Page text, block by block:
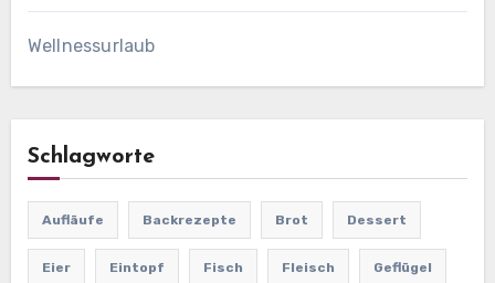
Wellnessurlaub
Schlagworte
Aufläufe Backrezepte Brot Dessert
Eier Eintopf Fisch Fleisch Geflügel